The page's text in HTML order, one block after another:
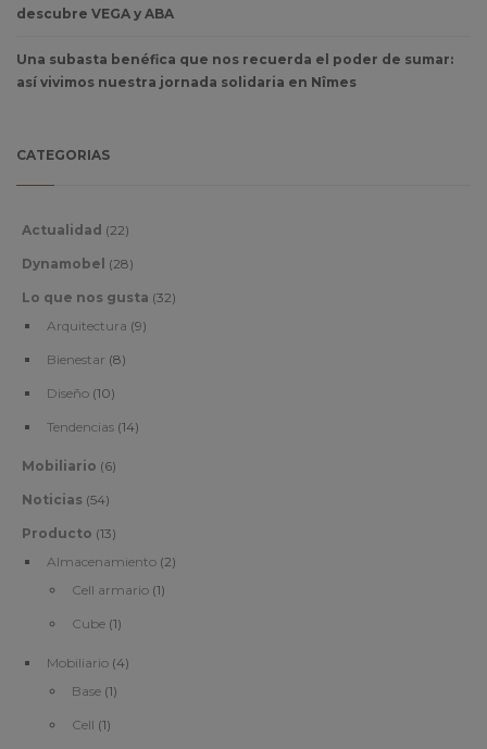
descubre VEGA y ABA
Una subasta benéfica que nos recuerda el poder de sumar:
así vivimos nuestra jornada solidaria en Nîmes
CATEGORIAS
Actualidad (22)
Dynamobel (28)
Lo que nos gusta (32)
Arquitectura (9)
Bienestar (8)
Diseño (10)
Tendencias (14)
Mobiliario (6)
Noticias (54)
Producto (13)
Almacenamiento (2)
Cell armario (1)
Cube (1)
Mobiliario (4)
Base (1)
Cell (1)